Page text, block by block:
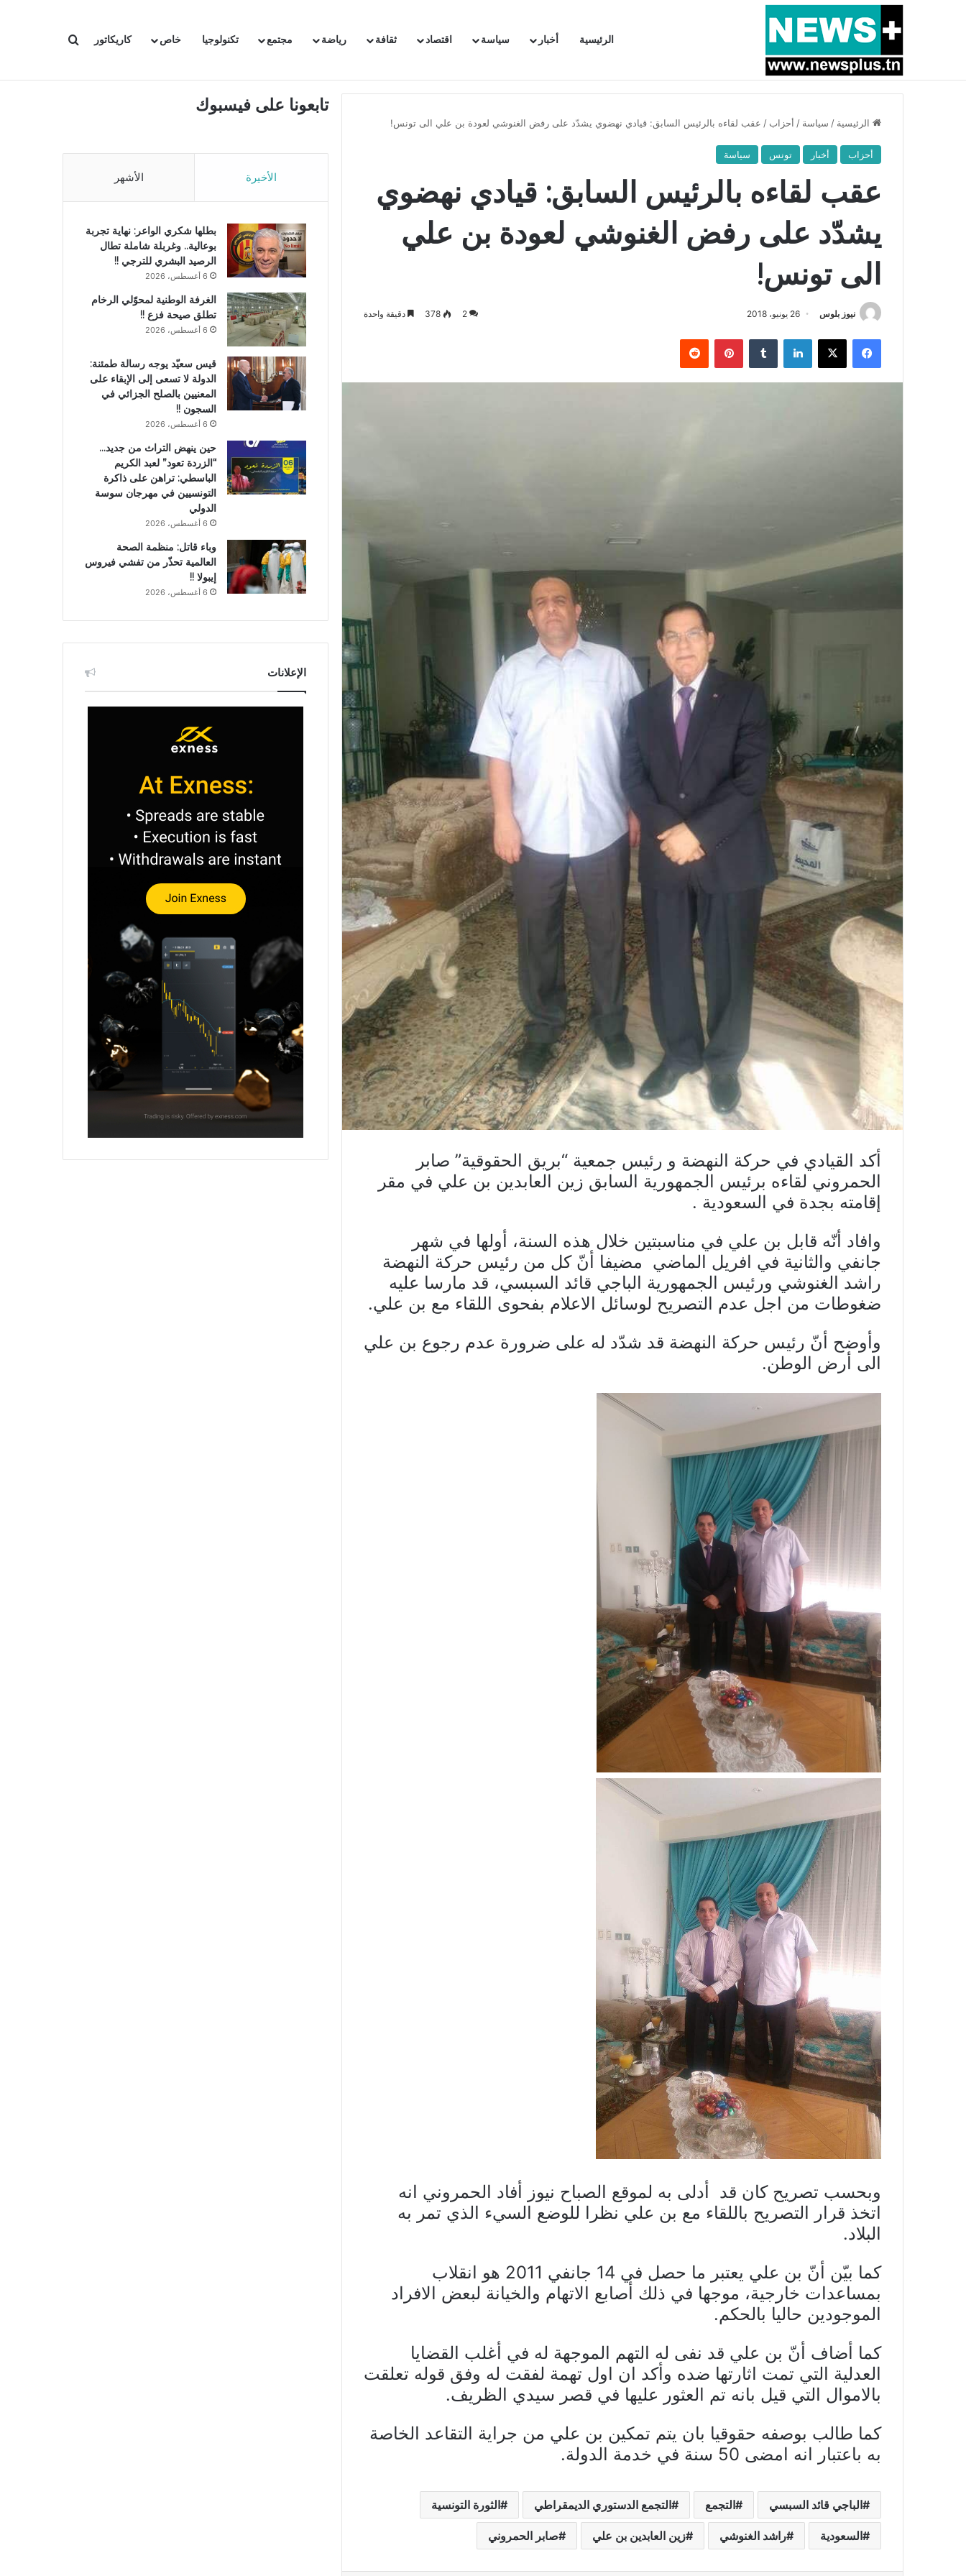
الرئيسية أخبار سياسة اقتصاد ثقافة رياضة مجتمع تكنولوجيا خاص كاريكاتور بحث عن
أخبار عاجلة بسبب المرزوقي وبتكليف من سعيّد: الخارجية تستدعي السفيرة الفرنسية بتونس وتبلغها احتجاجا شديد اللهجة !!
الرئيسية / سياسة / أحزاب / عقب لقاءه بالرئيس السابق: قيادي نهضوي يشدّد على رفض الغنوشي لعودة بن علي الى تونس!
أحزاب أخبار تونس سياسة
عقب لقاءه بالرئيس السابق: قيادي نهضوي
يشدّد على رفض الغنوشي لعودة بن علي
الى تونس!
نيوز بلوس 26 يونيو، 2018 2
378 دقيقة واحدة
فيسبوك X لينكدإن بينتيريست
أكد القيادي في حركة النهضة و رئيس جمعية “بريق الحقوقية” صابر
الحمروني لقاءه برئيس الجمهورية السابق زين العابدين بن علي في مقر
إقامته بجدة في السعودية .
وافاد أنّه قابل بن علي في مناسبتين خلال هذه السنة، أولها في شهر
جانفي والثانية في افريل الماضي مضيفا أنّ كل من رئيس حركة النهضة
راشد الغنوشي ورئيس الجمهورية الباجي قائد السبسي، قد مارسا عليه
ضغوطات من اجل عدم التصريح لوسائل الاعلام بفحوى اللقاء مع بن علي.
وأوضح أنّ رئيس حركة النهضة قد شدّد له على ضرورة عدم رجوع بن علي
الى أرض الوطن.
وبحسب تصريح كان قد أدلى به لموقع الصباح نيوز أفاد الحمروني انه
اتخذ قرار التصريح باللقاء مع بن علي نظرا للوضع السيء الذي تمر به
البلاد.
كما بيّن أنّ بن علي يعتبر ما حصل في 14 جانفي 2011 هو انقلاب
بمساعدات خارجية، موجها في ذلك أصابع الاتهام والخيانة لبعض الافراد
الموجودين حاليا بالحكم.
كما أضاف أنّ بن علي قد نفى له التهم الموجهة له في أغلب القضايا
العدلية التي تمت اثارتها ضده وأكد ان اول تهمة لفقت له وفق قوله تعلقت
بالاموال التي قيل بانه تم العثور عليها في قصر سيدي الظريف.
كما طالب بوصفه حقوقيا بان يتم تمكين بن علي من جراية التقاعد الخاصة
به باعتبار انه امضى 50 سنة في خدمة الدولة.
الباجي قائد السبسي التجمع التجمع الدستوري الديمقراطي الثورة التونسية
السعودية راشد الغنوشي زين العابدين بن علي صابر الحمروني
تابعونا على فيسبوك
الأخيرة الأشهر
بطلها شكري الواعر: نهاية تجربة
بوعالية.. وغربلة شاملة تطال
الرصيد البشري للترجي !!
6 أغسطس، 2026
الغرفة الوطنية لمحوّلي الرخام
تطلق صيحة فزع !!
6 أغسطس، 2026
قيس سعيّد يوجه رسالة طمئنة:
الدولة لا تسعى إلى الإبقاء على
المعنيين بالصلح الجزائي في
السجون !!
6 أغسطس، 2026
حين ينهض التراث من جديد…
“الزردة تعود” لعبد الكريم
الباسطي: تراهن على ذاكرة
التونسيين في مهرجان سوسة
الدولي
6 أغسطس، 2026
وباء قاتل: منظمة الصحة
العالمية تحذّر من تفشي فيروس
إيبولا !!
6 أغسطس، 2026
الإعلانات